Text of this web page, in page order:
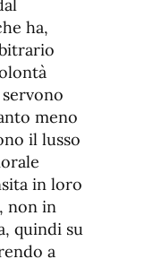
ha,
meno
il lusso
in loro
non in
quindi su
a